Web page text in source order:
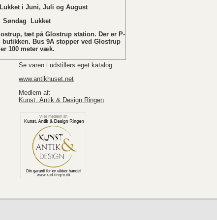
Juli og August
tæt på Glostrup station. Der er P-
Bus 9A stopper ved Glostrup
100 meter væk.
Se varen i udstillers eget katalog
www.antikhuset.net
Medlem af:
Kunst, Antik & Design Ringen